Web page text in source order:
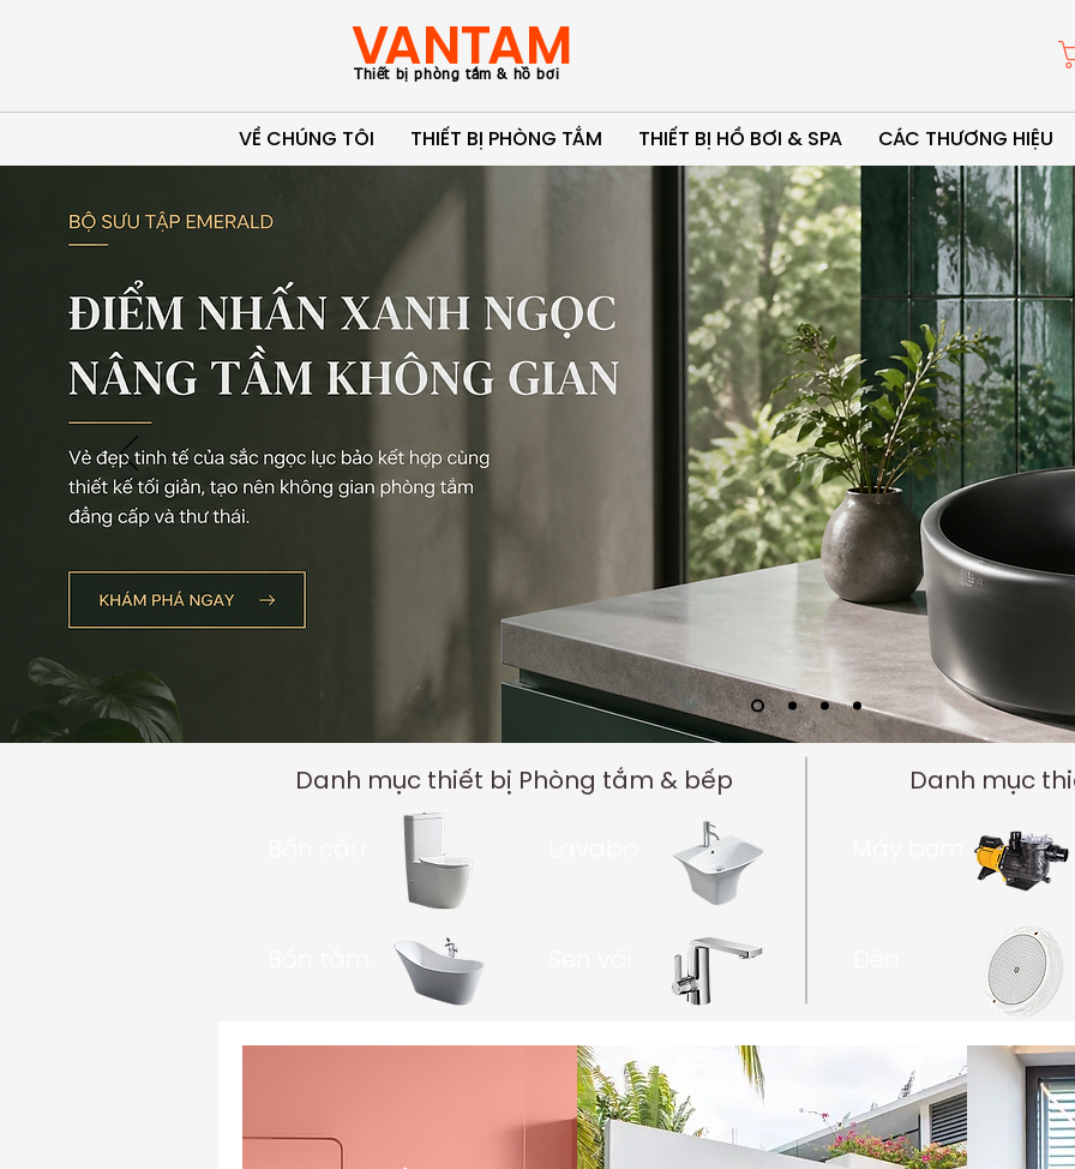
VANTAM
Thiết bị phòng tắm & hồ bơi
VỀ CHÚNG TÔI THIẾT BỊ PHÒNG TẮM THIẾT BỊ HỒ BƠI & SPA CÁC THƯƠNG HIỆU
Danh mục thiết bị Phòng tắm & bếp Danh mục